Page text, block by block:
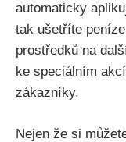
automaticky
tak ušetříte
prostředků‌ na
⁢ke speciálním
zákazníky.
Nejen že si